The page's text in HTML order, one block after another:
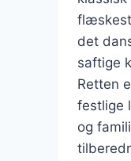
det
saftige
Retten
festlige
og